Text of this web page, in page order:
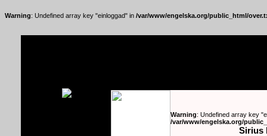
Warning: Undefined array key "einloggad" in /var/www/engelska.org/public_html/
Warning: Undefined array key
/var/www/engelska.org/
Sirius